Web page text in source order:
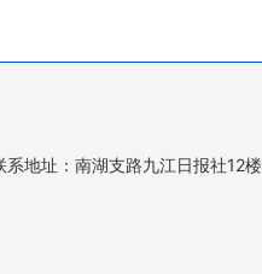
地址：南湖支路九江日报社12楼